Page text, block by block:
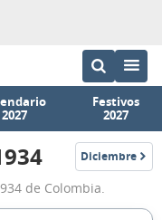
2027
Festivos
2027
Diciembre
1934
de Colombia.